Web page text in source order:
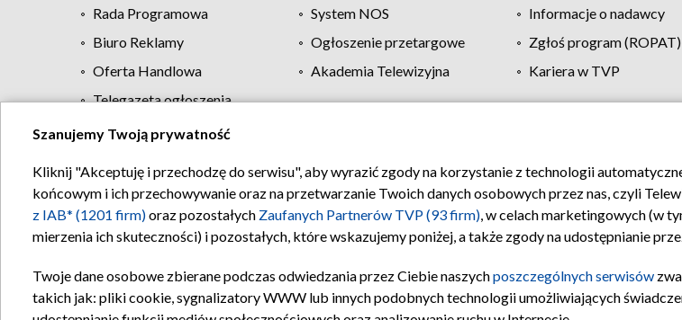
Rada Programowa
System NOS Informacje o nadawcy
Biuro Reklamy
Ogłoszenie przetargowe Zgłoś program (ROPAT)
Oferta Handlowa
Akademia Telewizyjna Kariera w TVP
Telegazeta ogłoszenia
Regulamin TVP Polityka prywatności Moje zgody
Szanujemy Twoją prywatność
Kliknij "Akceptuję i przechodzę do serwisu", aby wyrazić zgody na korzystanie z technologii
końcowym i ich przechowywanie oraz na przetwarzanie Twoich danych osobowych przez nas, czyli
z IAB* (1201 firm)oraz pozostałych Zaufanych Partnerów TVP (93 firm), w celach marketingowych (w
mierzenia ich skuteczności) i pozostałych, które wskazujemy poniżej, a także zgody na udostępnianie
Twoje dane osobowe zbierane podczas odwiedzania przez Ciebie naszychposzczególnych serwisów
takich jak: pliki cookie, sygnalizatory WWW lub innych podobnych technologii umożliwiających